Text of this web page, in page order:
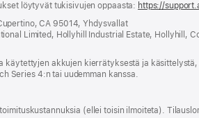
löytyvät tukisivujen oppaasta: https://
CA 95014, Yhdysvallat
Limited, Hollyhill Industrial Estate, Hollyhill,
käytettyjen akkujen kierrätyksestä ja
Series 4:n tai uudemman kanssa.
(ellei toisin ilmoiteta).